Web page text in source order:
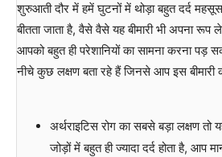
शुरुआती दौर में हमें घुटनों में थोड़ा बहुत दर्द
बीतता जाता है, वैसे वैसे यह बीमारी भी अपना
आपको बहुत ही परेशानियों का सामना करना पड़
नीचे कुछ लक्षण बता रहे हैं जिनसे आप इस
अर्थराइटिस रोग का सबसे बड़ा लक्षण
जोड़ों में बहुत ही ज्यादा दर्द होता है, आप